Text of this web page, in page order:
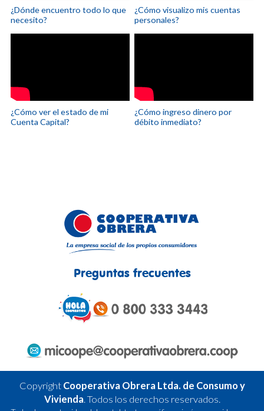
¿Dónde encuentro todo lo que
necesito?
¿Cómo visualizo mis cuentas
personales?
¿Cómo ver el estado de mi
Cuenta Capital?
¿Cómo ingreso dinero por
débito inmediato?
Preguntas frecuentes
Copyright Cooperativa Obrera Ltda. de Consumo y
Vivienda.Todos los derechos reservados.